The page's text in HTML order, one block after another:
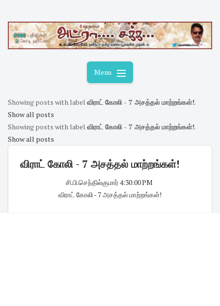
content
Menu
Showing posts with label விராட் கோலி - 7 அசத்தல் மாற்றங்கள்!.
Show all posts
Showing posts with label விராட் கோலி - 7 அசத்தல் மாற்றங்கள்!.
Show all posts
விராட் கோலி - 7 அசத்தல் மாற்றங்கள்!
சி.பி.செந்தில்குமார்4:30:00 PM
விராட் கோலி - 7 அசத்தல் மாற்றங்கள்!